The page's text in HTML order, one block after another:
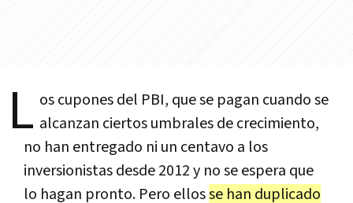
L os cupones del PBI, que se pagan cuando se
alcanzan ciertos umbrales de crecimiento,
no han entregado ni un centavo a los
inversionistas desde 2012 y no se espera que
lo hagan pronto. Pero ellosse han duplicado